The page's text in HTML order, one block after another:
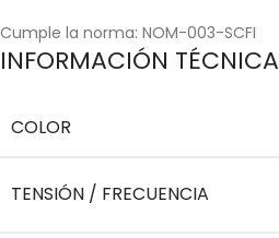
Cumple la norma: NOM-003-SCFI
INFORMACIÓN TÉCNICA
COLOR
TENSIÓN / FRECUENCIA